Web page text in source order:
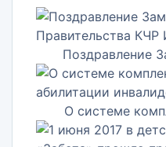
Поздравление
О системе